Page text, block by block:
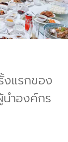
งแรกของ
ำองค์กร